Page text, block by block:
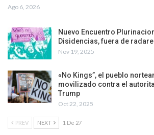
Ago 6, 2026
Nuevo Encuentro
Disidencias, fuera de
Nov 19, 2025
«No Kings”, el pueblo
movilizado contra el
Trump
Oct 22, 2025
PREV NEXT 1 De 27